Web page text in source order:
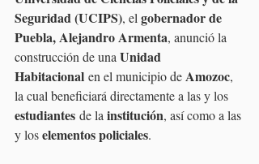
Seguridad (UCIPS), el gobernador de
Puebla, Alejandro Armenta, anunció la
construcción de una Unidad
Habitacional en el municipio de Amozoc,
la cual beneficiará directamente a las y los
estudiantes de la institución, así como a las
y los elementos policiales.